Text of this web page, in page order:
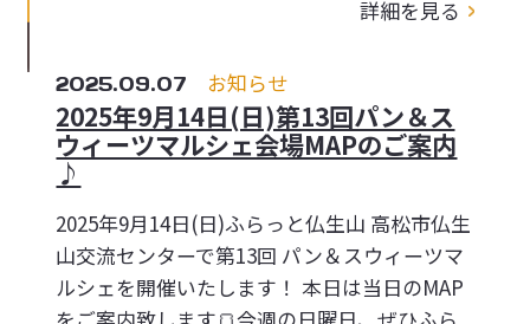
詳細を見る
2025.09.07 お知らせ
2025年9月14日(日)第13回パン＆ス
ウィーツマルシェ会場MAPのご案内
♪
2025年9月14日(日)ふらっと仏生山 高松市仏生
山交流センターで第13回 パン＆スウィーツマ
ルシェを開催いたします！ 本日は当日のMAP